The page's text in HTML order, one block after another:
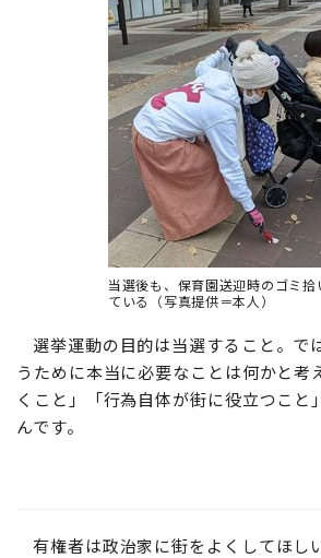
当選後も、保育園送迎時のゴミ拾
ている（写真提供＝本人）
選挙運動の目的は当選すること。で
うために本当に必要なことは何かと考
くこと」「行為自体が街に役立つこと
んです。
有権者は政治家に街をよくしてほし